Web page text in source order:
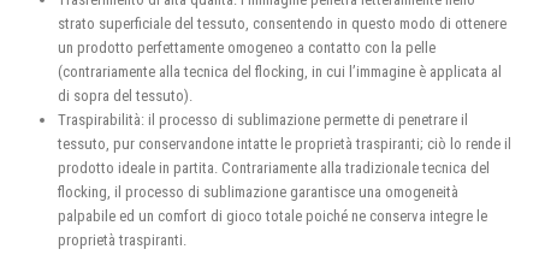
strato superficiale del tessuto, consentendo in questo modo di ottenere
un prodotto perfettamente omogeneo a contatto con la pelle
(contrariamente alla tecnica del flocking, in cui l’immagine è applicata al
di sopra del tessuto).
Traspirabilità: il processo di sublimazione permette di penetrare il
tessuto, pur conservandone intatte le proprietà traspiranti; ciò lo rende il
prodotto ideale in partita. Contrariamente alla tradizionale tecnica del
flocking, il processo di sublimazione garantisce una omogeneità
palpabile ed un comfort di gioco totale poiché ne conserva integre le
proprietà traspiranti.